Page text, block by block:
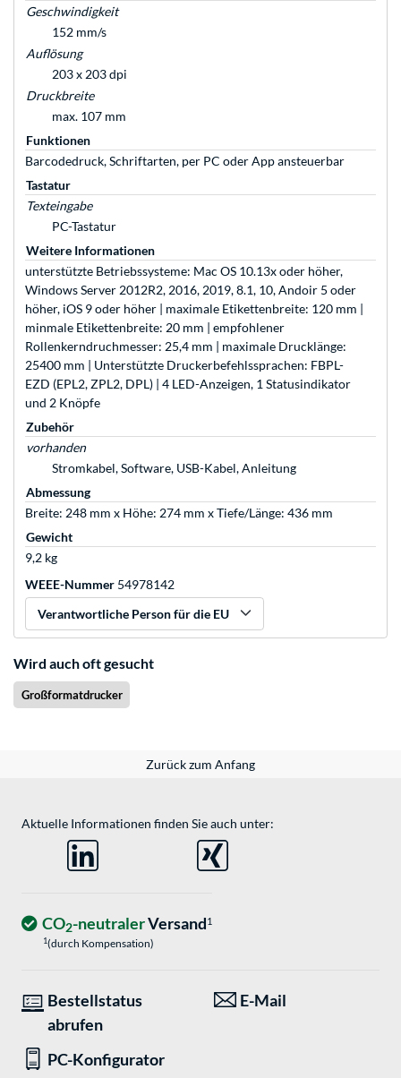
Geschwindigkeit
152 mm/s
Auflösung
203 x 203 dpi
Druckbreite
max. 107 mm
Funktionen
Barcodedruck, Schriftarten, per PC oder App ansteuerbar
Tastatur
Texteingabe
PC-Tastatur
Weitere Informationen
unterstützte Betriebssysteme: Mac OS 10.13x oder höher,
Windows Server 2012R2, 2016, 2019, 8.1, 10, Andoir 5 oder
höher, iOS 9 oder höher | maximale Etikettenbreite: 120 mm |
minmale Etikettenbreite: 20 mm | empfohlener
Rollenkerndruchmesser: 25,4 mm | maximale Drucklänge:
25400 mm | Unterstützte Druckerbefehlssprachen: FBPL-
EZD (EPL2, ZPL2, DPL) | 4 LED-Anzeigen, 1 Statusindikator
und 2 Knöpfe
Zubehör
vorhanden
Stromkabel, Software, USB-Kabel, Anleitung
Abmessung
Breite: 248 mm x Höhe: 274 mm x Tiefe/Länge: 436 mm
Gewicht
9,2 kg
WEEE-Nummer 54978142
Verantwortliche Person für die EU
Wird auch oft gesucht
Großformatdrucker
Zurück zum Anfang
Aktuelle Informationen finden Sie auch unter:
CO2-neutralerVersand1
1(durch Kompensation)
Bestellstatus
abrufen
E-Mail
PC-Konfigurator